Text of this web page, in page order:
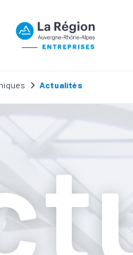
Actualités